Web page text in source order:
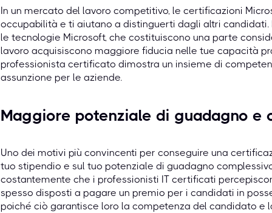
In un mercato del lavoro competitivo, le certificazioni
occupabilità e ti aiutano a distinguerti dagli altri candidati.
le tecnologie Microsoft, che costituiscono una parte
lavoro acquisiscono maggiore fiducia nelle tue capacità
professionista certificato dimostra un insieme di
assunzione per le aziende.
Maggiore potenziale di guadagno e
Uno dei motivi più convincenti per conseguire una
tuo stipendio e sul tuo potenziale di guadagno
costantemente che i professionisti IT certificati
spesso disposti a pagare un premio per i candidati in
poiché ciò garantisce loro la competenza del candidato e